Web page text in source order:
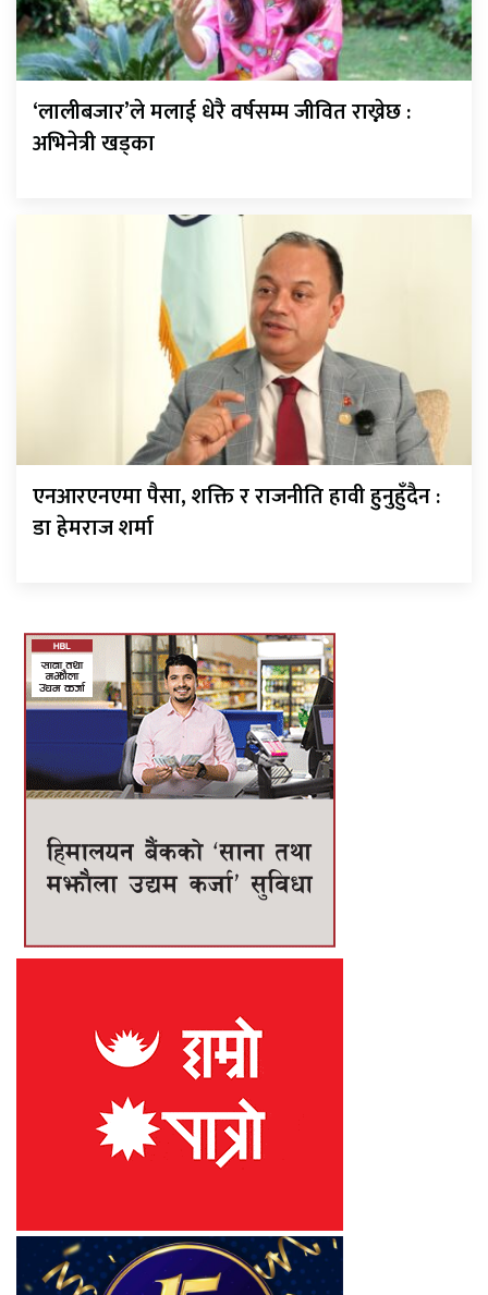
‘लालीबजार’ले मलाई धेरै वर्षसम्म जीवित राख्नेछ :
अभिनेत्री खड्का
एनआरएनएमा पैसा, शक्ति र राजनीति हावी हुनुहुँदैन :
डा हेमराज शर्मा